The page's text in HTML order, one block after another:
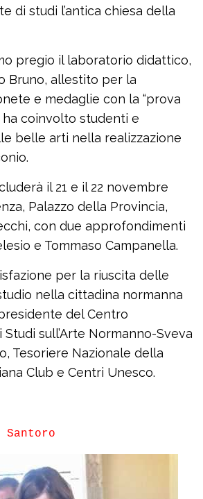
di studi l’antica chiesa della
pregio il laboratorio didattico,
Bruno, allestito per la
e medaglie con la “prova
ha coinvolto studenti e
belle arti nella realizzazione
il 21 e il 22 novembre
Palazzo della Provincia,
con due approfondimenti
e Tommaso Campanella.
per la riuscita delle
nella cittadina normanna
del Centro
sull’Arte Normanno-Sveva
Tesoriere Nazionale della
Club e Centri Unesco.